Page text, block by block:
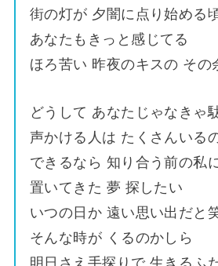
街の灯が 夕闇に点り始める
あなたもきっと感じてる
ほろ苦い 昨夜のキスの その
どうして あなたじゃなきゃ
声かける人は たくさんいる
できるなら 知り合う前の私
置いてきた 夢 探したい
いつの日か 遠い思い出だと
そんな時が くるのかしら
明日さえ手探りで 生きるふ